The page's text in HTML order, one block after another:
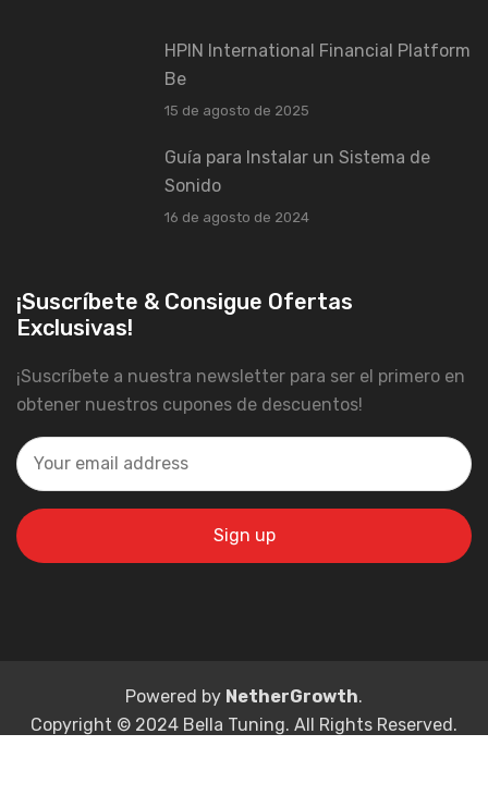
HPIN International Financial Platform
Be
15 de agosto de 2025
Guía para Instalar un Sistema de
Sonido
16 de agosto de 2024
¡Suscríbete & Consigue Ofertas
Exclusivas!
¡Suscríbete a nuestra newsletter para ser el primero en
obtener nuestros cupones de descuentos!
Powered by NetherGrowth.
Copyright © 2024 Bella Tuning. All Rights Reserved.